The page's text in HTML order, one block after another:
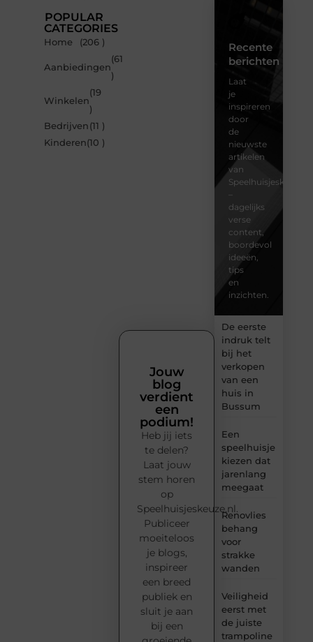
POPULAR
CATEGORIES
Home (206 )
Aanbiedingen
(61
)
Winkelen
(19
)
Bedrijven (11 )
Kinderen(10 )
Recente
berichten
Laat
je
inspireren
door
de
nieuwste
artikelen
van
Speelhuisjeskeuze.nl
–
dagelijks
verse
content,
boordevol
ideeën,
tips
en
inzichten.
De eerste
indruk telt
bij het
verkopen
van een
huis in
Bussum
Een
speelhuisje
kiezen dat
jarenlang
meegaat
Renovlies
behang
voor
strakke
wanden
Veiligheid
eerst met
de juiste
trampoline
Jouw
blog
verdient
een
podium!
Heb jij iets
te delen?
Laat jouw
stem horen
op
Speelhuisjeskeuze.nl.
Publiceer
moeiteloos
je blogs,
inspireer
een breed
publiek en
sluit je aan
bij een